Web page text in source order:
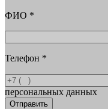
ФИО *
Телефон *
персональных данных
Отправить